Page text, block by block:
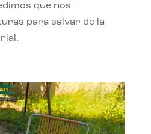
que nos
para salvar de la